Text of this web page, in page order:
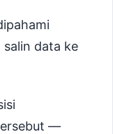
salin data ke
—